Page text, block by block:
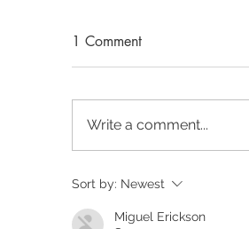
M/STUDIO hlaut hæsta
Hönnunarsjóði vorið
1 Comment
Write a comment...
Sort by: Newest
Miguel Erickson